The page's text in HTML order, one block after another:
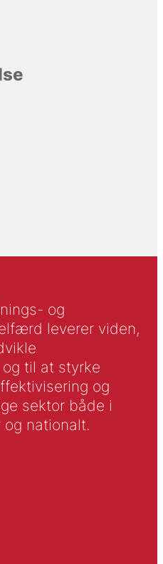
og
leverer viden,
til at styrke
og
sektor både i
og nationalt.